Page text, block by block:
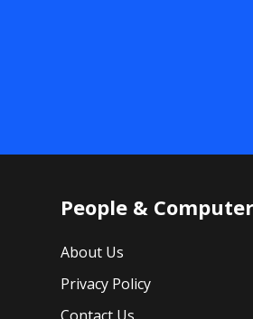
People &
About Us
Privacy Policy